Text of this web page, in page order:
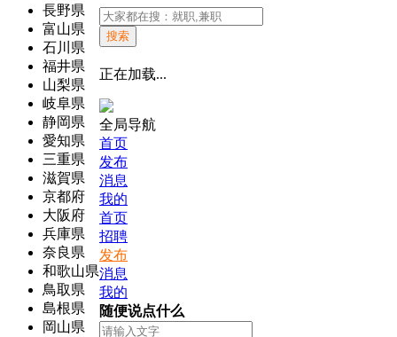
長野県
富山県
石川県
福井県
山梨県
岐阜県
静岡県
愛知県
三重県
滋賀県
京都府
大阪府
兵庫県
奈良県
和歌山県
鳥取県
島根県
岡山県
搜索
正在加载...
全局导航
首页
发布
消息
我的
首页
招聘
发布
消息
我的
随便说点什么